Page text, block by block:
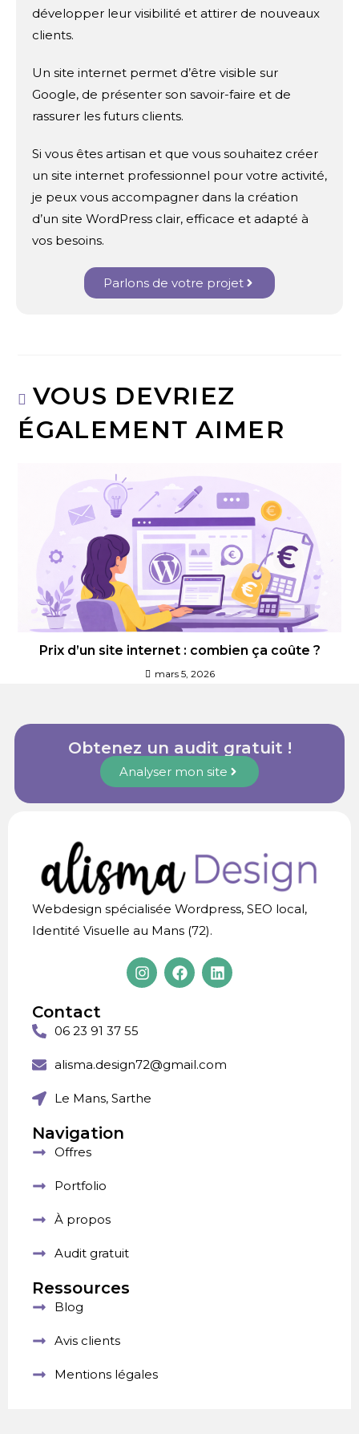
développer leur visibilité et attirer de nouveaux
clients.
Un site internet permet d’être visible sur
Google, de présenter son savoir-faire et de
rassurer les futurs clients.
Si vous êtes artisan et que vous souhaitez créer
un site internet professionnel pour votre activité,
je peux vous accompagner dans la création
d’un site WordPress clair, efficace et adapté à
vos besoins.
Parlons de votre projet
VOUS DEVRIEZ
ÉGALEMENT AIMER
Prix d’un site internet : combien ça coûte ?
mars 5, 2026
Obtenez un audit gratuit !
Analyser mon site
Webdesign spécialisée Wordpress, SEO local,
Identité Visuelle au Mans (72).
Contact
06 23 91 37 55
alisma.design72@gmail.com
Le Mans, Sarthe
Navigation
Offres
Portfolio
À propos
Audit gratuit
Ressources
Blog
Avis clients
Mentions légales